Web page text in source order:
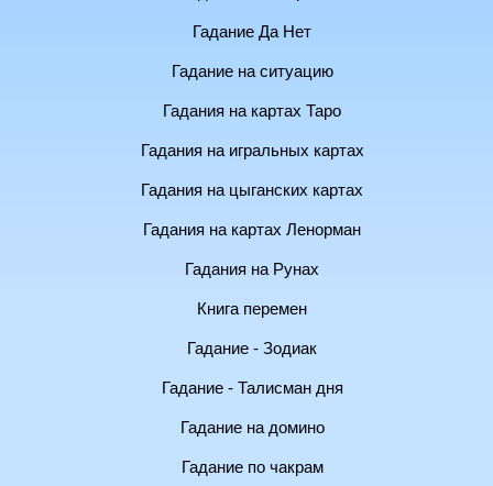
Гадание Да Нет
Гадание на ситуацию
Гадания на картах Таро
Гадания на игральных картах
Гадания на цыганских картах
Гадания на картах Ленорман
Гадания на Рунах
Книга перемен
Гадание - Зодиак
Гадание - Талисман дня
Гадание на домино
Гадание по чакрам